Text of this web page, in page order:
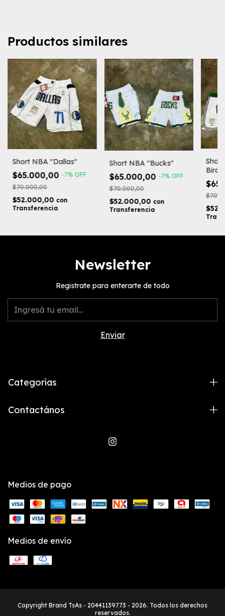
Productos similares
Short NBA "Dallas"
$65.000,00 -7% OFF
$70.000,00
$52.000,00 con
Transferencia
Short NBA "Bucks"
$65.000,00 -7% OFF
$70.000,00
$52.000,00 con
Transferencia
Bird"
Newsletter
Registrate para enterarte de todo
Categorías
Contactános
Medios de pago
Medios de envío
Copyright Brand TsAs - 20441139773 - 2026. Todos los derechos
reservados.